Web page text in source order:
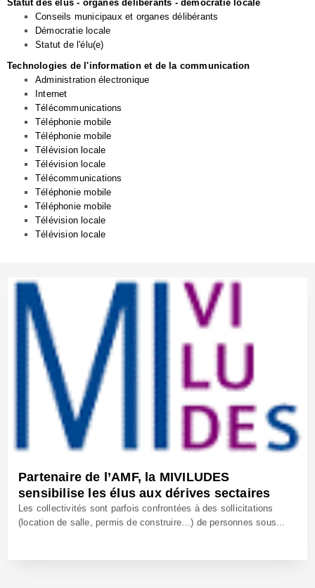
Statut des élus - organes délibérants - démocratie locale
Conseils municipaux et organes délibérants
Démocratie locale
Statut de l'élu(e)
Technologies de l'information et de la communication
Administration électronique
Internet
Télécommunications
Téléphonie mobile
Téléphonie mobile
Télévision locale
Télévision locale
Télécommunications
Téléphonie mobile
Téléphonie mobile
Télévision locale
Télévision locale
Partenaire de l’AMF, la MIVILUDES
sensibilise les élus aux dérives sectaires
Les collectivités sont parfois confrontées à des sollicitations
(location de salle, permis de construire…) de personnes sous...